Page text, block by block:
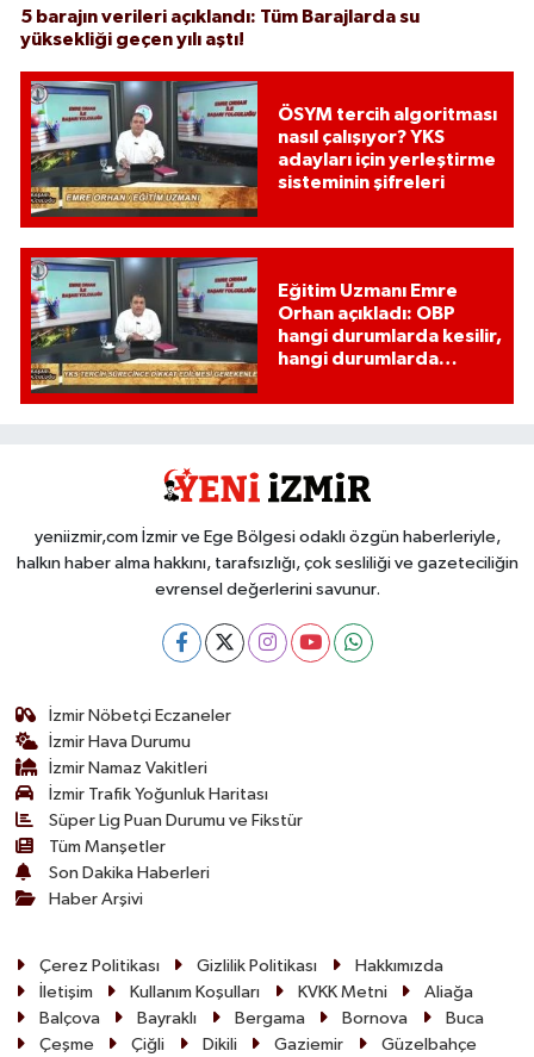
5 barajın verileri açıklandı: Tüm Barajlarda su
yüksekliği geçen yılı aştı!
ÖSYM tercih algoritması
nasıl çalışıyor? YKS
adayları için yerleştirme
sisteminin şifreleri
Eğitim Uzmanı Emre
Orhan açıkladı: OBP
hangi durumlarda kesilir,
hangi durumlarda
yeniizmir,com İzmir ve Ege Bölgesi odaklı özgün haberleriyle,
halkın haber alma hakkını, tarafsızlığı, çok sesliliği ve gazeteciliğin
evrensel değerlerini savunur.
İzmir Nöbetçi Eczaneler
İzmir Hava Durumu
İzmir Namaz Vakitleri
İzmir Trafik Yoğunluk Haritası
Süper Lig Puan Durumu ve Fikstür
Tüm Manşetler
Son Dakika Haberleri
Haber Arşivi
Çerez Politikası Gizlilik Politikası
Hakkımızda
İletişim
Kullanım Koşulları KVKK Metni
Aliağa
Balçova
Bayraklı Bergama Bornova
Buca
Çeşme
Çiğli Dikili Gaziemir Güzelbahçe